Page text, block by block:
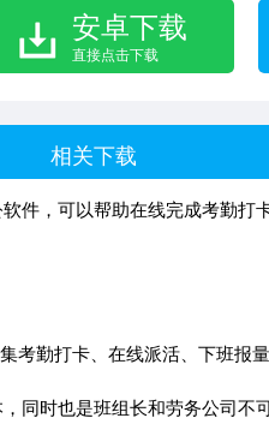
安卓下载
直接点击下载
相关下载
件，可以帮助在线完成考勤
考勤打卡、在线派活、下班报
同时也是班组长和劳务公司不